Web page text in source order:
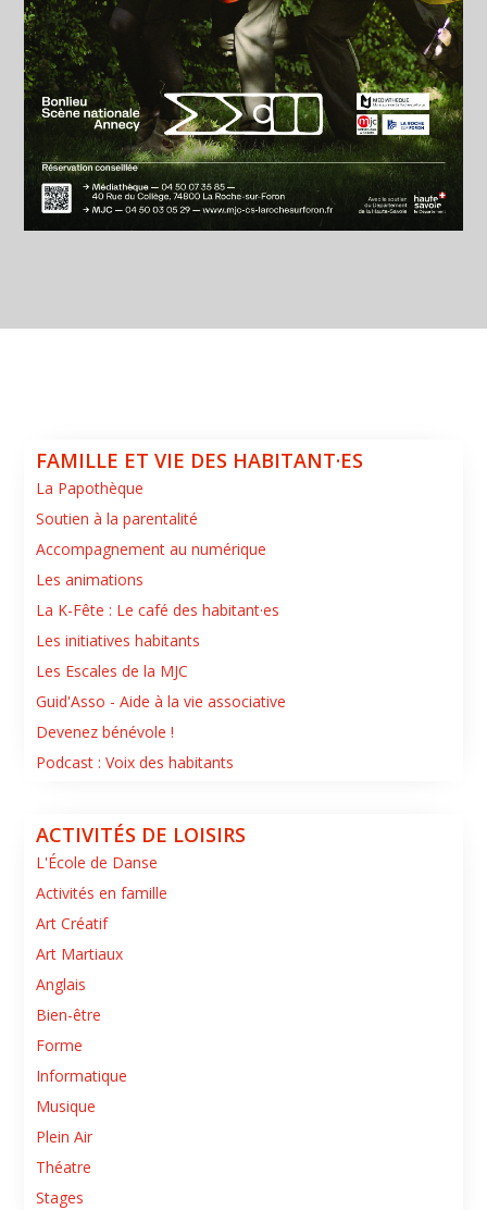
FAMILLE ET VIE DES HABITANT·ES
La Papothèque
Soutien à la parentalité
Accompagnement au numérique
Les animations
La K-Fête : Le café des habitant·es
Les initiatives habitants
Les Escales de la MJC
Guid'Asso - Aide à la vie associative
Devenez bénévole !
Podcast : Voix des habitants
ACTIVITÉS DE LOISIRS
L'École de Danse
Activités en famille
Art Créatif
Art Martiaux
Anglais
Bien-être
Forme
Informatique
Musique
Plein Air
Théatre
Stages